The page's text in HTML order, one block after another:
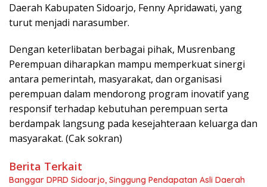
Daerah Kabupaten Sidoarjo, Fenny Apridawati, yang
turut menjadi narasumber.
Dengan keterlibatan berbagai pihak, Musrenbang
Perempuan diharapkan mampu memperkuat sinergi
antara pemerintah, masyarakat, dan organisasi
perempuan dalam mendorong program inovatif yang
responsif terhadap kebutuhan perempuan serta
berdampak langsung pada kesejahteraan keluarga dan
masyarakat. (Cak sokran)
Berita Terkait
Banggar DPRD Sidoarjo, Singgung Pendapatan Asli Daerah